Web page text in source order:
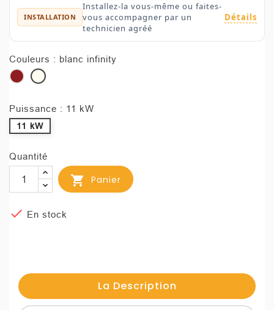
INSTALLATION
Installez-la vous-même ou faites-
vous accompagner par un
technicien agréé
Détails
Couleurs : blanc infinity
bordeaux
blanc
Puissance : 11 kW
11 kW
Quantité
 Panier
 En stock
La Description